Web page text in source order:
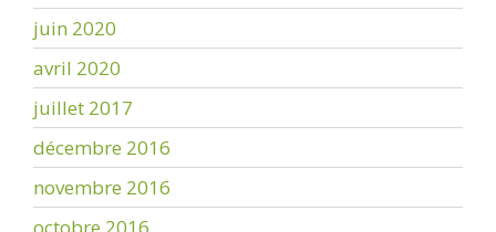
juin 2020
avril 2020
juillet 2017
décembre 2016
novembre 2016